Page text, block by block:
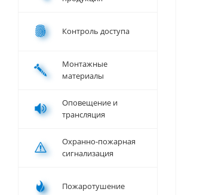
Контроль доступа
Монтажные
материалы
Оповещение и
трансляция
Охранно-пожарная
сигнализация
Пожаротушение